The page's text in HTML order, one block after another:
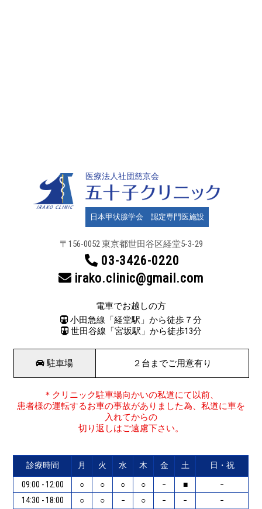
医療法人社団慈京会
日本甲状腺学会 認定専門医施設
〒156-0052 東京都世田谷区経堂5-3-29
03-3426-0220
irako.clinic@gmail.com
電車でお越しの方
小田急線「経堂駅」から徒歩７分
世田谷線「宮坂駅」から徒歩13分
駐車場 ２台までご用意有り
＊クリニック駐車場向かいの私道にて以前、
患者様の運転するお車の事故がありました為、私道に車を
入れてからの
切り返しはご遠慮下さい。
診療時間 月 火 水 木 金 土 日・祝
09:00 - 12:00 ○ ○ ○ ○ − ■
−
14:30 - 18:00
○ ○ − ○ − −
−